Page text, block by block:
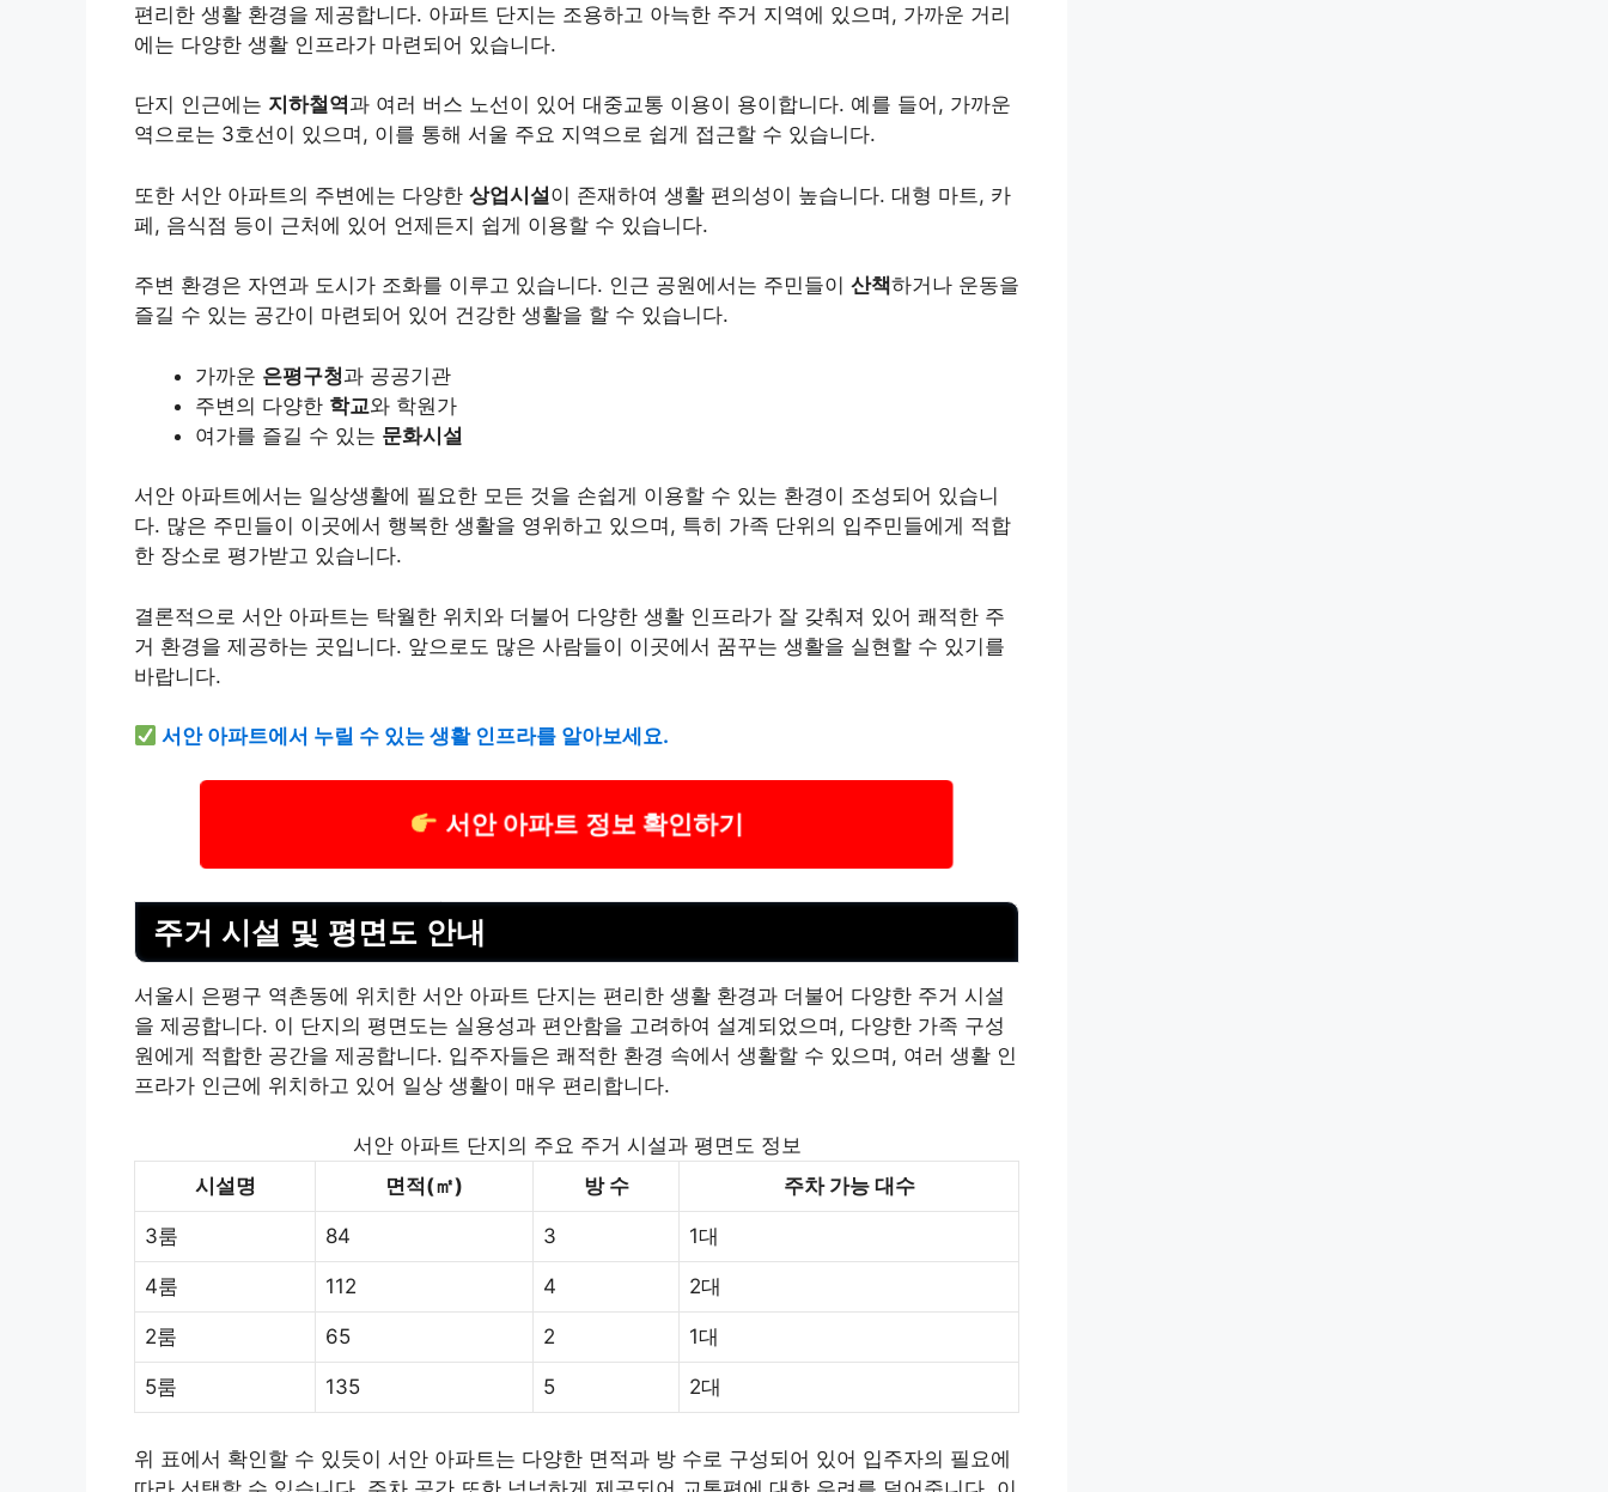
편리한 생활 환경을 제공합니다. 아파트 단지는 조용하고 아늑한 주거 지역에 있으며, 가까운 거리
에는 다양한 생활 인프라가 마련되어 있습니다.
단지 인근에는 지하철역과 여러 버스 노선이 있어 대중교통 이용이 용이합니다. 예를 들어, 가까운
역으로는 3호선이 있으며, 이를 통해 서울 주요 지역으로 쉽게 접근할 수 있습니다.
또한 서안 아파트의 주변에는 다양한 상업시설이 존재하여 생활 편의성이 높습니다. 대형 마트, 카
페, 음식점 등이 근처에 있어 언제든지 쉽게 이용할 수 있습니다.
주변 환경은 자연과 도시가 조화를 이루고 있습니다. 인근 공원에서는 주민들이 산책하거나 운동을
즐길 수 있는 공간이 마련되어 있어 건강한 생활을 할 수 있습니다.
가까운 은평구청과 공공기관
주변의 다양한 학교와 학원가
여가를 즐길 수 있는 문화시설
서안 아파트에서는 일상생활에 필요한 모든 것을 손쉽게 이용할 수 있는 환경이 조성되어 있습니
다. 많은 주민들이 이곳에서 행복한 생활을 영위하고 있으며, 특히 가족 단위의 입주민들에게 적합
한 장소로 평가받고 있습니다.
결론적으로 서안 아파트는 탁월한 위치와 더불어 다양한 생활 인프라가 잘 갖춰져 있어 쾌적한 주
거 환경을 제공하는 곳입니다. 앞으로도 많은 사람들이 이곳에서 꿈꾸는 생활을 실현할 수 있기를
바랍니다.
서안 아파트에서 누릴 수 있는 생활 인프라를 알아보세요.
서안 아파트 정보 확인하기
주거 시설 및 평면도 안내
서울시 은평구 역촌동에 위치한 서안 아파트 단지는 편리한 생활 환경과 더불어 다양한 주거 시설
을 제공합니다. 이 단지의 평면도는 실용성과 편안함을 고려하여 설계되었으며, 다양한 가족 구성
원에게 적합한 공간을 제공합니다. 입주자들은 쾌적한 환경 속에서 생활할 수 있으며, 여러 생활 인
프라가 인근에 위치하고 있어 일상 생활이 매우 편리합니다.
서안 아파트 단지의 주요 주거 시설과 평면도 정보
시설명
면적(㎡) 방 수 주차 가능 대수
3룸 84 3 1대
4룸 112 4 2대
2룸 65 2 1대
5룸 135 5 2대
위 표에서 확인할 수 있듯이 서안 아파트는 다양한 면적과 방 수로 구성되어 있어 입주자의 필요에